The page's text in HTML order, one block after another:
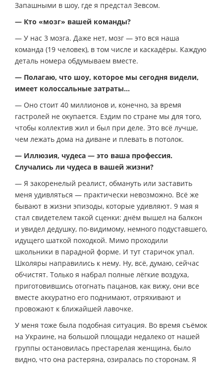
Запашными в шоу, где я предстал Зевсом.
— Кто «мозг» вашей команды?
— У нас 3 мозга. Даже нет, мозг — это вся наша
команда (19 человек), в том числе и каскадёры. Каждую
деталь номера обдумываем вместе.
— Полагаю, что шоу, которое мы сегодня видели,
имеет колоссальные затраты…
— Оно стоит 40 миллионов и, конечно, за время
гастролей не окупается. Ездим по стране мы для того,
чтобы коллектив жил и был при деле. Это всё лучше,
чем лежать дома на диване и плевать в потолок.
— Иллюзия, чудеса — это ваша профессия.
Случались ли чудеса в вашей жизни?
— Я закоренелый реалист, обмануть или заставить
меня удивляться — практически невозможно. Всё же
бывают в жизни эпизоды, которые удивляют. 9 мая я
стал свидетелем такой сценки: днём вышел на балкон
и увидел дедушку, по-видимому, немного подуставшего,
идущего шаткой походкой. Мимо проходили
школьники в парадной форме. И тут старичок упал.
Школяры направились к нему. Ну, всё, думаю, сейчас
обчистят. Только я набрал полные лёгкие воздуха,
приготовившись отогнать пацанов, как вижу, они все
вместе аккуратно его поднимают, отряхивают и
провожают к ближайшей лавочке.
У меня тоже была подобная ситуация. Во время съёмок
на Украине, на большой площади недалеко от нашей
группы остановилась престарелая женщина, было
видно, что она растеряна, озиралась по сторонам. Я